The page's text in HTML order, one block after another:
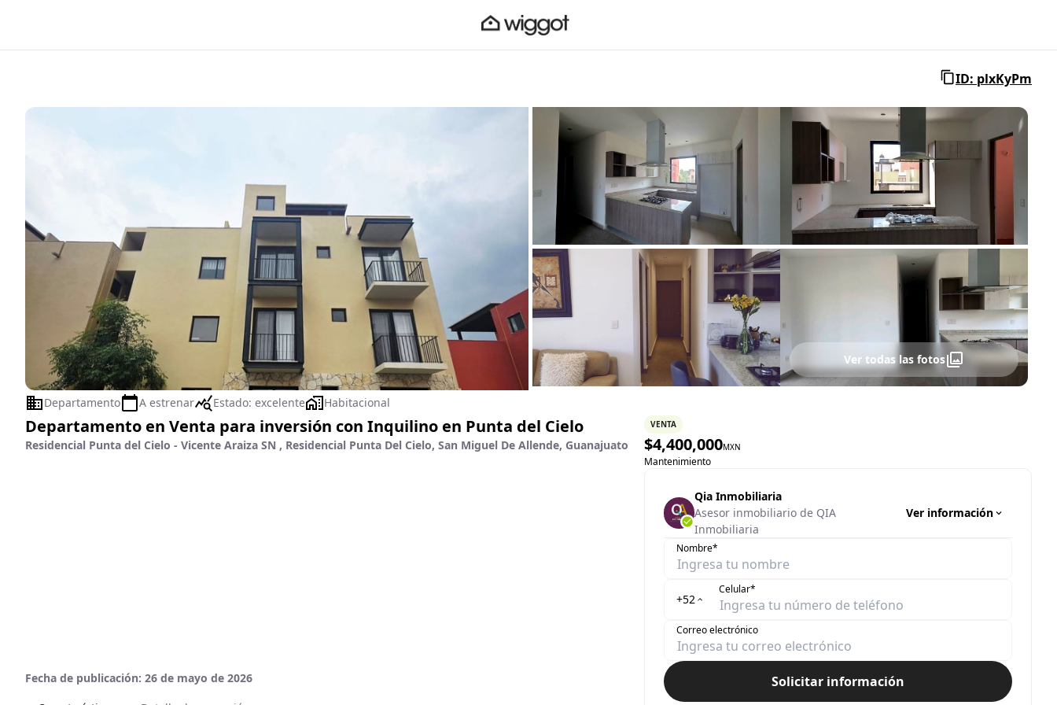
ID: plxKyPm
Ver todas las fotos
Departamento A estrenar Estado: excelente Habitacional
Departamento en Venta para inversión con Inquilino en Punta del Cielo
Residencial Punta del Cielo - Vicente Araiza SN , Residencial Punta Del Cielo, San Miguel De Allende, Guanajuato
Fecha de publicación: 26 de mayo de 2026
VENTA
$4,400,000MXN
Mantenimiento
Qia Inmobiliaria
Asesor inmobiliario de QIA
Inmobiliaria
Ver información
Nombre*
+52
Celular*
Correo electrónico
Solicitar información